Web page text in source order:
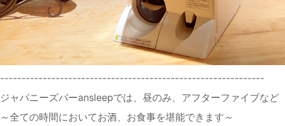
--------------------------------------------------------------
ジャパニーズバーansleepでは、昼のみ、アフターファイブなど
～全ての時間においてお酒、お食事を堪能できます～